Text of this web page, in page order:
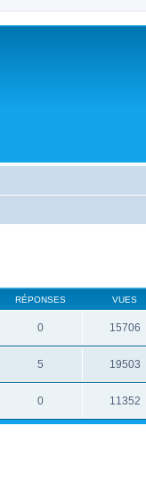
RÉPONSES VUES
0 15706
5 19503
0 11352